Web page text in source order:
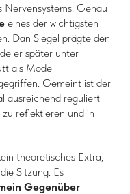
Nervensystems. Genau
eines der wichtigsten
Dan Siegel prägte den
er später unter
als Modell
Gemeint ist der
ausreichend reguliert
reflektieren und in
theoretisches Extra,
Sitzung. Es
Gegenüber